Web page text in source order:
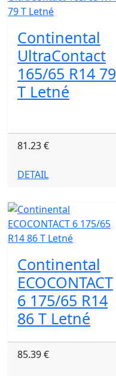
Continental
UltraContact
165/65 R14 79
T Letné
81.23 €
DETAIL
Continental
ECOCONTACT
6 175/65 R14
86 T Letné
85.39 €